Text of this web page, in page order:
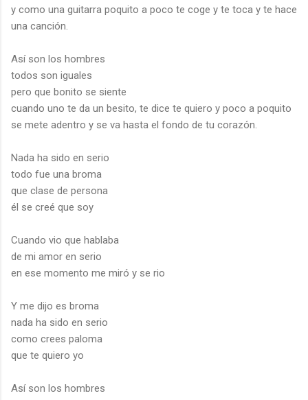
y como una guitarra poquito a poco te coge y te toca y te hace
una canción.
Así son los hombres
todos son iguales
pero que bonito se siente
cuando uno te da un besito, te dice te quiero y poco a poquito
se mete adentro y se va hasta el fondo de tu corazón.
Nada ha sido en serio
todo fue una broma
que clase de persona
él se creé que soy
Cuando vio que hablaba
de mi amor en serio
en ese momento me miró y se rio
Y me dijo es broma
nada ha sido en serio
como crees paloma
que te quiero yo
Así son los hombres